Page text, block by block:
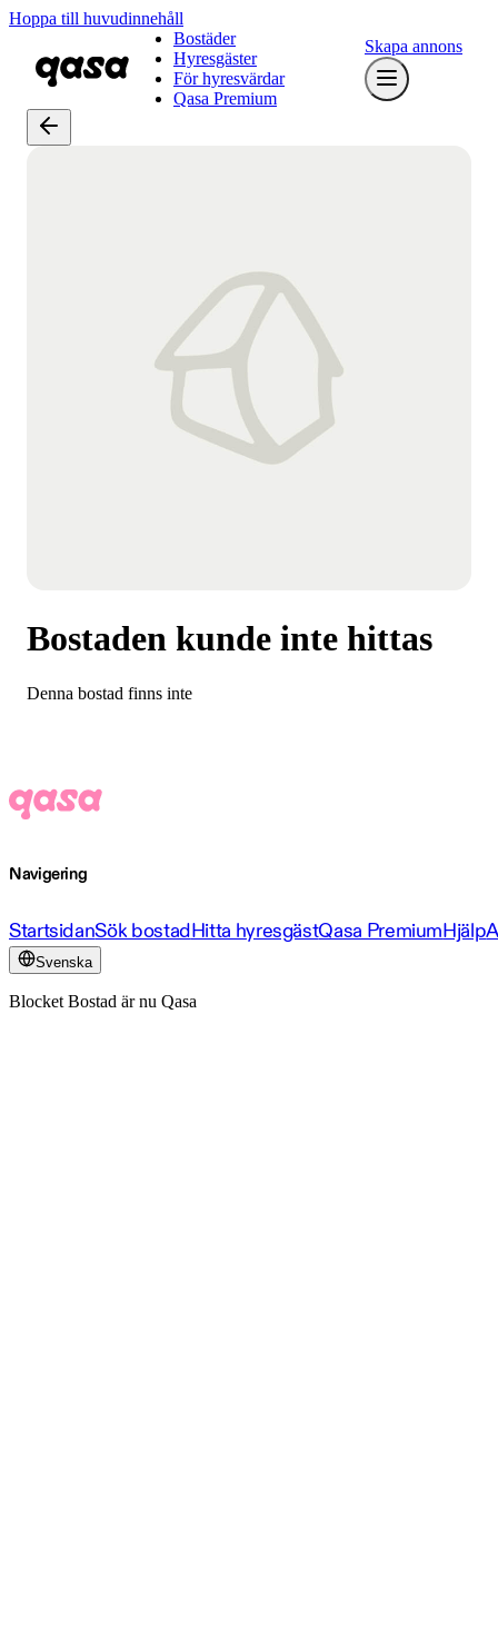
Hoppa till huvudinnehåll
Bostäder
Hyresgäster
För hyresvärdar
Qasa Premium
Skapa annons
Bostaden kunde inte hittas
Denna bostad finns inte
Navigering
StartsidanSök bostadHitta hyresgästQasa PremiumHjälp
Svenska
Blocket Bostad är nu Qasa